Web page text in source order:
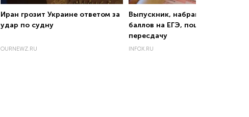
Иран грозит Украине ответом за
удар по судну
OURNEWZ.RU
Выпускник, набравший 99
баллов на ЕГЭ, пошел на
пересдачу
INFOX.RU